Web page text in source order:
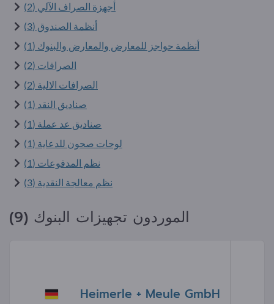
أجهزة الصراف الآلي (2)
أنظمة الصندوق (3)
أنظمة حواجز للمعارض والمعارض والبنوك (1)
الصرافات (2)
الصرافات الالية (2)
صناديق النقد (1)
صناديق عد عملة (1)
لوحات صحون للدعاية (1)
نظم المدفوعات (1)
نظم معالجة النقدية (3)
الموردون تجهيزات البنوك (9)
Heimerle + Meule GmbH